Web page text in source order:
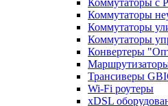
Коммутаторы c
Коммутаторы
Коммутаторы
Коммутаторы
Конвертеры
Трансиверы
Wi-Fi роутеры
xDSL